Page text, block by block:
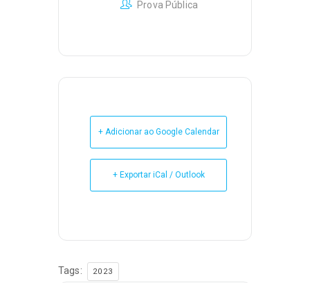
Prova Pública
+ Adicionar ao Google Calendar
+ Exportar iCal / Outlook
Tags: 2023